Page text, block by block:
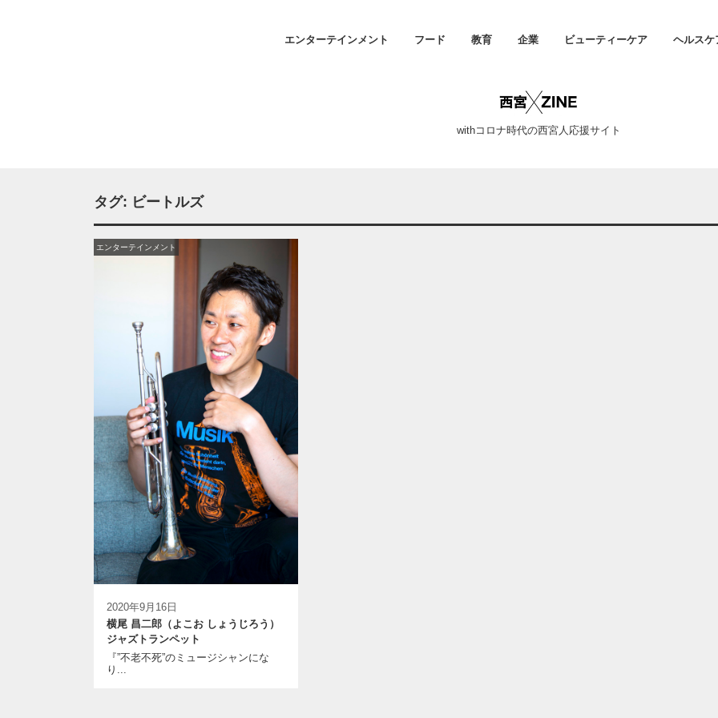
エンターテインメント フード 教育 企業 ビューティーケア ヘルスケ
withコロナ時代の西宮人応援サイト
タグ: ビートルズ
2020年9月16日
エンターテインメント
横尾 昌二郎（よこお しょうじろう）
ジャズトランペット
『”不老不死”のミュージシャンにな
り...